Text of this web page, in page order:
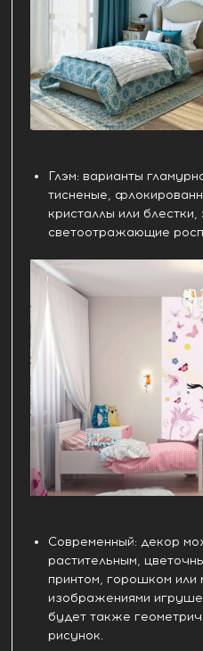
Глэм: варианты
тисненые,
кристаллы или
светоотражающие
Современный: декор
растительным,
принтом, горошком или
изображениями
будет также
рисунок.